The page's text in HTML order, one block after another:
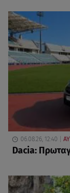
06.08.26, 12:40
Dacia: